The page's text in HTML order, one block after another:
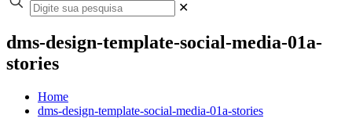
✕
dms-design-template-social-media-01a-
stories
Home
dms-design-template-social-media-01a-stories